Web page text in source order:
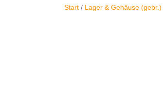
Start / Lager & Gehäuse (gebr.)